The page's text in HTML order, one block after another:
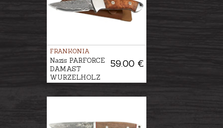
FRANKONIA
59.00 €
Nazis PARFORCE
DAMAST
WURZELHOLZ